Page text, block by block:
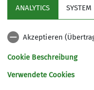
erweitert
Touren,
wichtige Infos
Partner
ANALYTICS SYSTEM
Akzeptieren
Cookie Beschreibung
Verwendete Cookies